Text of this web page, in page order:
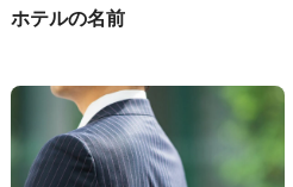
ホテルの名前